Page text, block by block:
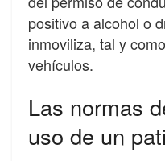
positivo a alcohol o
inmoviliza, tal y
vehículos.
Las normas
uso de un